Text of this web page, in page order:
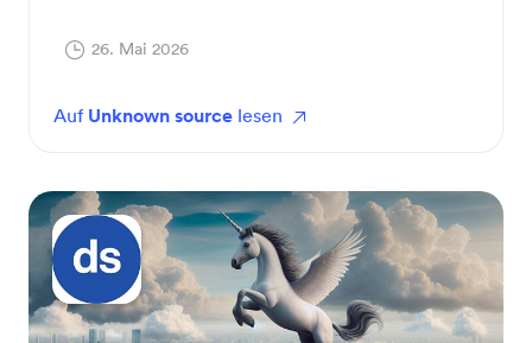
26. Mai 2026
Auf Unknown source lesen